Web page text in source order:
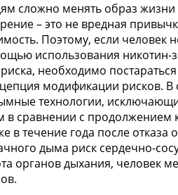
сложно менять образ жизни
– это не вредная
Поэтому, если человек
использования никотин-
необходимо
модификации рисков. В
технологии,
сравнении с продолжением
в течение года после отказа
дыма риск сердечно-
органов дыхания, человек